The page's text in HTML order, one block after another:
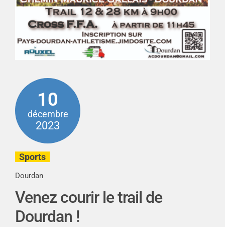
10
décembre
2023
Sports
Dourdan
Venez courir le trail de
Dourdan !